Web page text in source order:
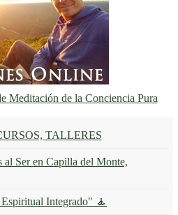
TALLERES
Ser en Capilla del Monte,
Integrado" 🧘